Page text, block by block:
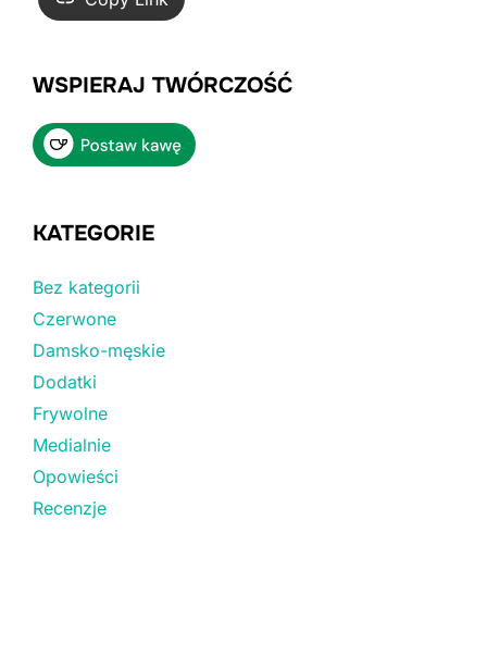
WSPIERAJ TWÓRCZOŚĆ
KATEGORIE
Bez kategorii
Czerwone
Damsko-męskie
Dodatki
Frywolne
Medialnie
Opowieści
Recenzje